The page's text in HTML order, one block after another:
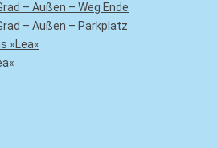
– Außen – Weg Ende
– Außen – Parkplatz
»Lea«